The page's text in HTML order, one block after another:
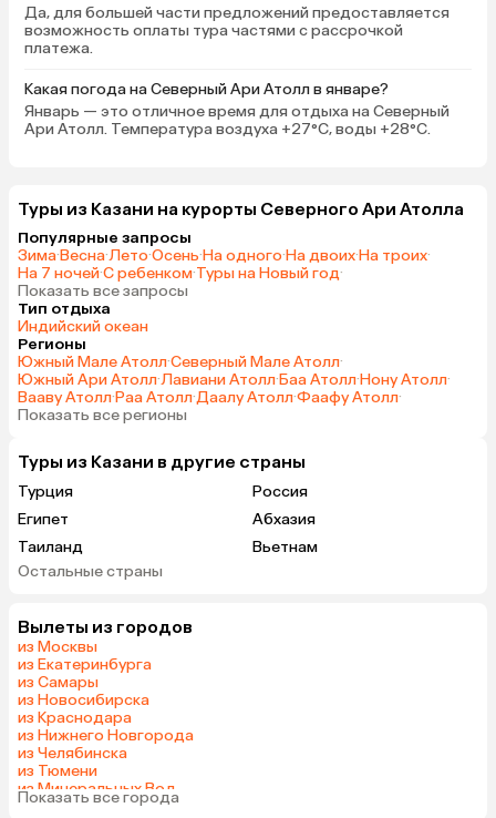
сантехника работала исправно,
вода горячая без проблем.
хватало на соцсети и ютьюб. В
номере не убирались и не меняли
постельное белье и полотенца, но
хватало холодильника, а когда мы
хотели воспользоваться общим и
положить туда манго, нам вовсе
не хватило в нем места. И вообще
холодильник мы открывали 3–4
раза, и он все время был забит. В
номерах и на территории живут
безобидные ящерицы, и все бы
ничего, но несколько ночей они у
нас громко кричали, будили нас.
хозяин сказал, что найдет их нам
было супер. Экскурсии через
хозяина не брали, нашли дешевле
по дороге на пляж, даже не
торговались. В целом остались
островом, но мы не привереды, и
привыкли жить не в резортах, а в
обычных гестхаусах без изысков.
Для бюджетного отпуска на
Мальдивах было просто супер.
Да, для большей части предложений предоставляется
возможность оплаты тура частями с рассрочкой
платежа.
Какая погода на Северный Ари Атолл в январе?
Январь — это отличное время для отдыха на Северный
Ари Атолл. Температура воздуха +27°C, воды +28°C.
Туры из Казани на курорты Северного Ари Атолла
Популярные запросы
Зима·Весна·Лето·Осень·На одного·На двоих·На троих·
На 7 ночей·С ребенком·Туры на Новый год·
Показать все запросы
Тип отдыха
Индийский океан
Регионы
Южный Мале Атолл·Северный Мале Атолл·
Южный Ари Атолл·Лавиани Атолл·Баа Атолл·Нону Атолл·
Вааву Атолл·Раа Атолл·Даалу Атолл·Фаафу Атолл·
Показать все регионы
Туры из Казани в другие страны
Турция
Россия
Египет
Абхазия
Таиланд
Вьетнам
ОАЭ
Армения
Казахстан
Узбекистан
Сербия
Киргизия
Саудовская Аравия
Венгрия
Остальные страны
Вылеты из городов
из Москвы
из Екатеринбурга
из Самары
из Новосибирска
из Краснодара
из Нижнего Новгорода
из Челябинска
из Тюмени
из Минеральных Вод
из Омска
Показать все города